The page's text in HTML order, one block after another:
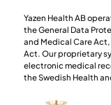
Yazen Health AB
the General Data
and Medical Care
Act. Our proprietary
electronic medical
the Swedish Health